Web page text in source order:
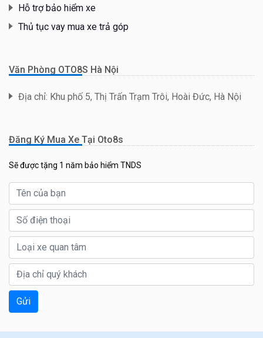
Hỗ trợ bảo hiểm xe
Thủ tục vay mua xe trả góp
Văn Phòng OTO8S Hà Nội
Địa chỉ: Khu phố 5, Thị Trấn Trạm Trôi, Hoài Đức, Hà Nội
Đăng Ký Mua Xe Tại Oto8s
Sẽ được tặng 1 năm bảo hiểm TNDS
Gửi